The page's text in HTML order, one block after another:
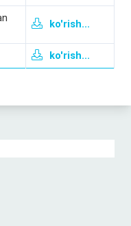
ko'rish...
ko'rish...